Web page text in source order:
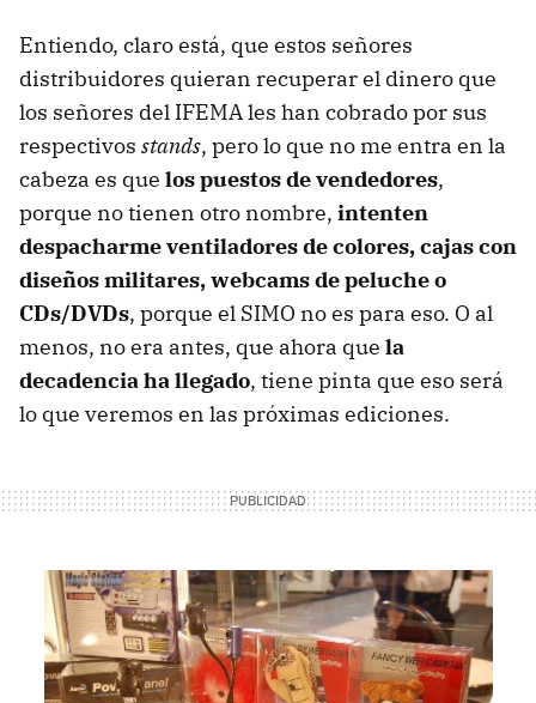
Entiendo, claro está, que estos señores
distribuidores quieran recuperar el dinero que
los señores del IFEMA les han cobrado por sus
respectivos stands, pero lo que no me entra en la
cabeza es que los puestos de vendedores,
porque no tienen otro nombre, intenten
despacharme ventiladores de colores, cajas con
diseños militares, webcams de peluche o
CDs/DVDs, porque el SIMO no es para eso. O al
menos, no era antes, que ahora que la
decadencia ha llegado, tiene pinta que eso será
lo que veremos en las próximas ediciones.